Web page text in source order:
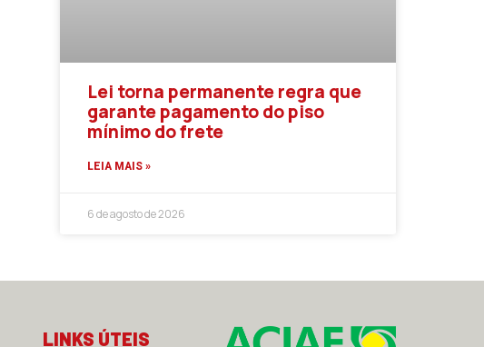
Lei torna permanente regra que
garante pagamento do piso
mínimo do frete
LEIA MAIS »
6 de agosto de 2026
LINKS ÚTEIS